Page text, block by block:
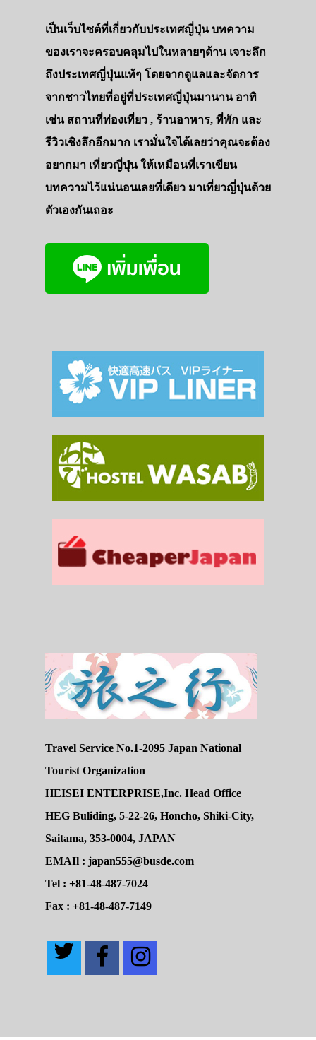
เป็นเว็บไซต์ที่เกี่ยวกับประเทศญี่ปุ่น บทความ
ของเราจะครอบคลุมไปในหลายๆด้าน เจาะลึก
ถึงประเทศญี่ปุ่นแท้ๆ โดยจากดูแลและจัดการ
จากชาวไทยที่อยู่ที่ประเทศญี่ปุ่นมานาน อาทิ
เช่น สถานที่ท่องเที่ยว , ร้านอาหาร, ที่พัก และ
รีวิวเชิงลึกอีกมาก เรามั่นใจได้เลยว่าคุณจะต้อง
อยากมา เที่ยวญี่ปุ่น ให้เหมือนที่เราเขียน
บทความไว้แน่นอนเลยที่เดียว มาเที่ยวญี่ปุ่นด้วย
ตัวเองกันเถอะ
Travel Service No.1-2095 Japan National
Tourist Organization
HEISEI ENTERPRISE,Inc. Head Office
HEG Buliding, 5-22-26, Honcho, Shiki-City,
Saitama, 353-0004, JAPAN
EMAIl : japan555@busde.com
Tel : +81-48-487-7024
Fax : +81-48-487-7149